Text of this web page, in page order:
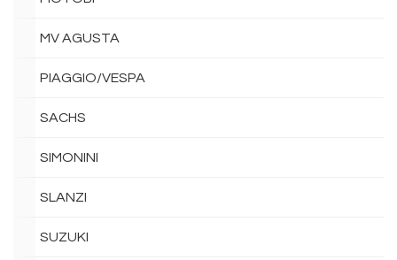
MV AGUSTA
PIAGGIO/VESPA
SACHS
SIMONINI
SLANZI
SUZUKI